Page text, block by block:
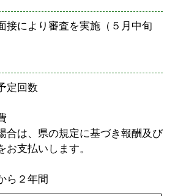
接により審査を実施（５月中旬
定回数
合は、県の規定に基づき報酬及び
支払いします。
ら２年間